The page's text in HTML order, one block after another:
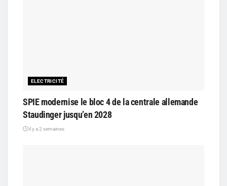
ELECTRICITÉ
SPIE modernise le bloc 4 de la centrale allemande
Staudinger jusqu’en 2028
il y a 2 semaines